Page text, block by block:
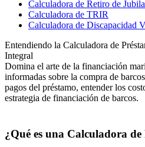
Calculadora de Retiro de
Calculadora de TRIR
Calculadora de Discapacidad
Entendiendo la Calculadora de
Integral
Domina el arte de la financiación
informadas sobre la compra de
pagos del préstamo, entender los
estrategia de financiación de barcos.
¿Qué es una Calculadora